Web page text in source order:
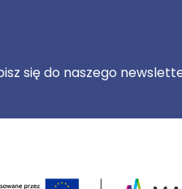
się do naszego